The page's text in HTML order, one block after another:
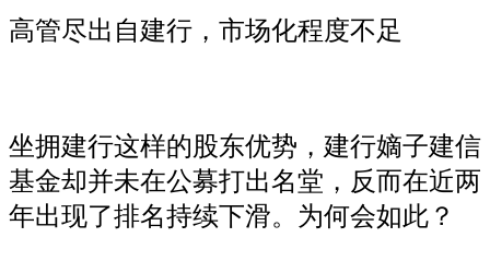
高管尽出自建行，市场化程度不足
坐拥建行这样的股东优势，建行嫡子建信
基金却并未在公募打出名堂，反而在近两
年出现了排名持续下滑。为何会如此？